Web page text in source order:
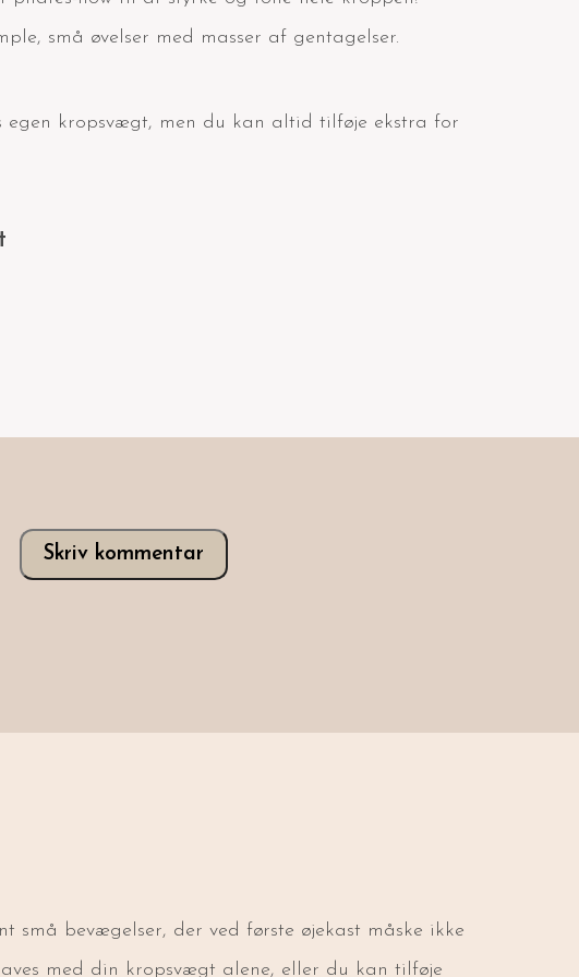
små øvelser med masser af gentagelser.
egen kropsvægt, men du kan altid tilføje ekstra for
Skriv kommentar
små bevægelser, der ved første øjekast måske ikke
med din kropsvægt alene, eller du kan tilføje